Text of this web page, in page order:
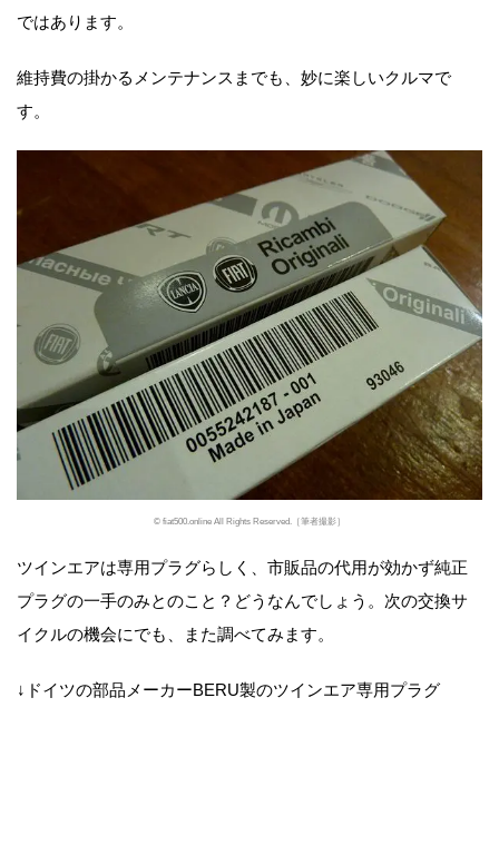
ではあります。
維持費の掛かるメンテナンスまでも、妙に楽しいクルマで
す。
© fiat500.online All Rights Reserved.［筆者撮影］
ツインエアは専用プラグらしく、市販品の代用が効かず純正
プラグの一手のみとのこと？どうなんでしょう。次の交換サ
イクルの機会にでも、また調べてみます。
↓ドイツの部品メーカーBERU製のツインエア専用プラグ